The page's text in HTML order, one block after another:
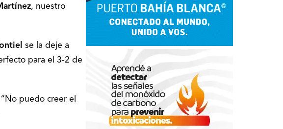
, nuestro
se la deje a
para el 3-2 de
puedo creer el